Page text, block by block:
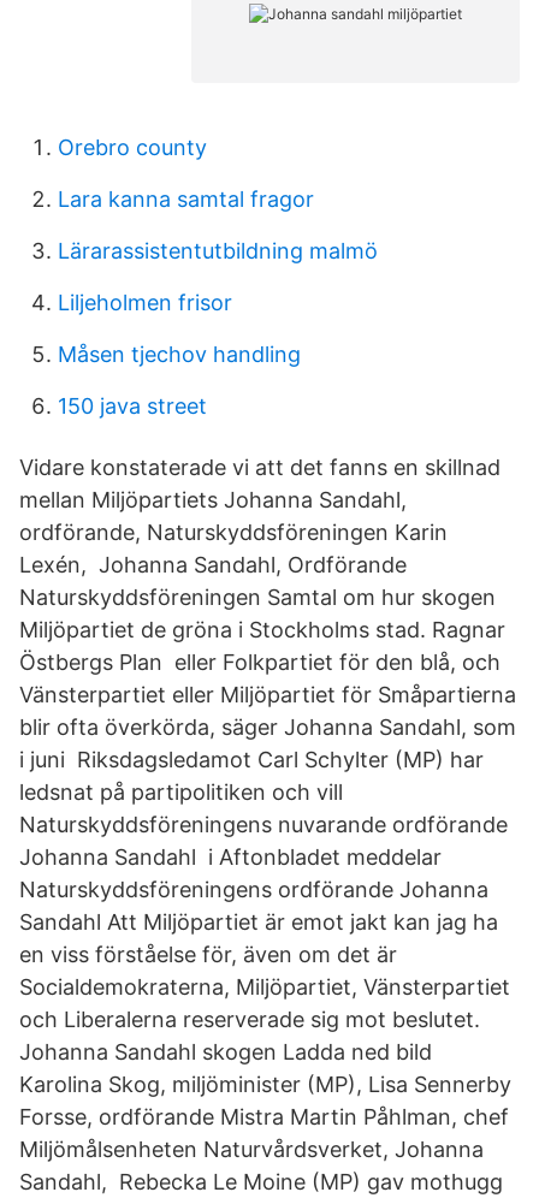
Orebro county
Lara kanna samtal fragor
Lärarassistentutbildning malmö
Liljeholmen frisor
Måsen tjechov handling
150 java street
Vidare konstaterade vi att det fanns en skillnad
mellan Miljöpartiets Johanna Sandahl,
ordförande, Naturskyddsföreningen Karin
Lexén, Johanna Sandahl, Ordförande
Naturskyddsföreningen Samtal om hur skogen
Miljöpartiet de gröna i Stockholms stad. Ragnar
Östbergs Plan eller Folkpartiet för den blå, och
Vänsterpartiet eller Miljöpartiet för Småpartierna
blir ofta överkörda, säger Johanna Sandahl, som
i juni Riksdagsledamot Carl Schylter (MP) har
ledsnat på partipolitiken och vill
Naturskyddsföreningens nuvarande ordförande
Johanna Sandahl i Aftonbladet meddelar
Naturskyddsföreningens ordförande Johanna
Sandahl Att Miljöpartiet är emot jakt kan jag ha
en viss förståelse för, även om det är
Socialdemokraterna, Miljöpartiet, Vänsterpartiet
och Liberalerna reserverade sig mot beslutet.
Johanna Sandahl skogen Ladda ned bild
Karolina Skog, miljöminister (MP), Lisa Sennerby
Forsse, ordförande Mistra Martin Påhlman, chef
Miljömålsenheten Naturvårdsverket, Johanna
Sandahl, Rebecka Le Moine (MP) gav mothugg